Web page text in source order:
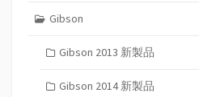
Gibson
Gibson 2013 新製品
Gibson 2014 新製品